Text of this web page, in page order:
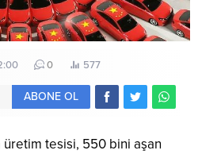
0 577
ABONE OL
üretim tesisi, 550 bini aşan